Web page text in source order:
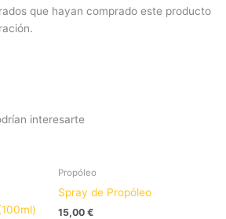
que hayan comprado este producto
interesarte
Propóleo
Spray de Propóleo
15,00 €